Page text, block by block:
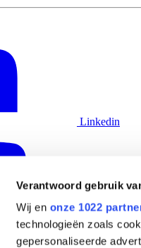
Verantwoord gebruik
Wij en onze 1022
technologieën zoals
gepersonaliseerde
Linkedin
YouTube